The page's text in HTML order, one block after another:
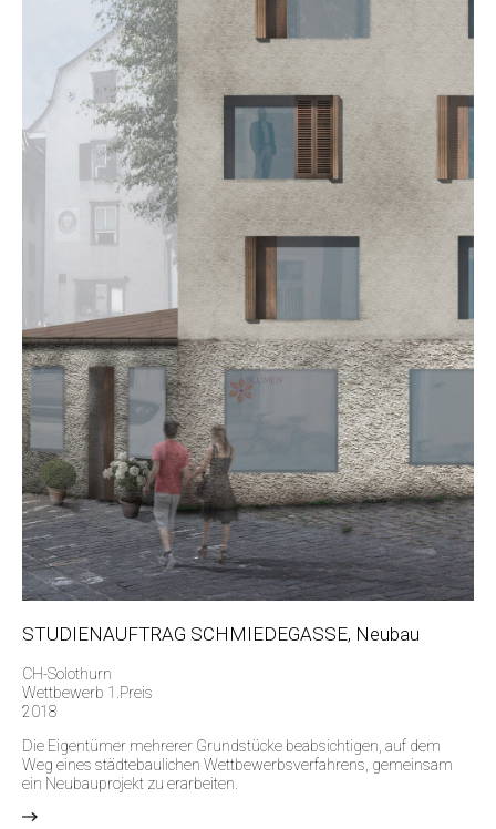
STUDIENAUFTRAG SCHMIEDEGASSE, Neubau
CH-Solothurn
Wettbewerb 1.Preis
2018
Die Eigentümer mehrerer Grundstücke beabsichtigen, auf dem
Weg eines städtebaulichen Wettbewerbsverfahrens, gemeinsam
ein Neubauprojekt zu erarbeiten.